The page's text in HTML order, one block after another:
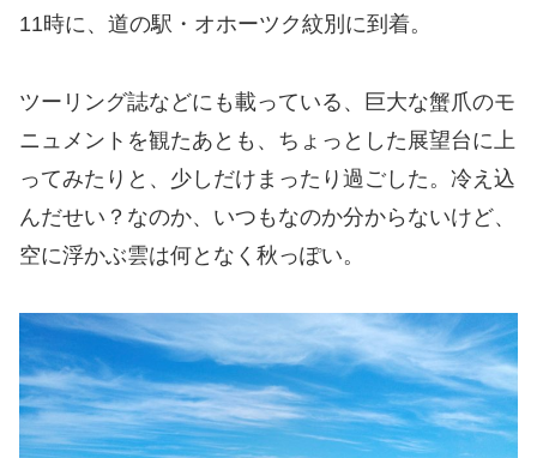
11時に、道の駅・オホーツク紋別に到着。
ツーリング誌などにも載っている、巨大な蟹爪のモ
ニュメントを観たあとも、ちょっとした展望台に上
ってみたりと、少しだけまったり過ごした。冷え込
んだせい？なのか、いつもなのか分からないけど、
空に浮かぶ雲は何となく秋っぽい。